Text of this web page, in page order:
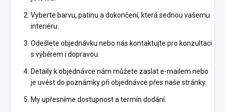
Vyberte barvu, patinu a dokončení, která sednou vašemu
interiéru.
Odešlete objednávku nebo nás kontaktujte pro konzultaci
s výběrem i dopravou.
Detaily k objednávce nám můžete zaslat e-mailem nebo
je uvést do poznámky při objednávce přes naše stránky.
My upřesníme dostupnost a termín dodání.